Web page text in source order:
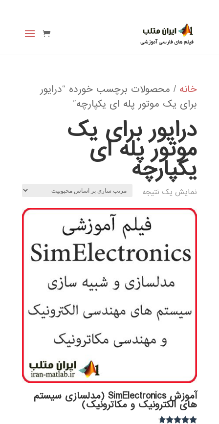
خانه / محصولات برچسب خورده “درایور
برای یک موتور پله ای یکپارچه”
درایور برای یک
موتور پله ای
یکپارچه
نمایش یک نتیجه
آموزش SimElectronics (مدلسازی سیستم
های الکترونیک و مکاترونیک)